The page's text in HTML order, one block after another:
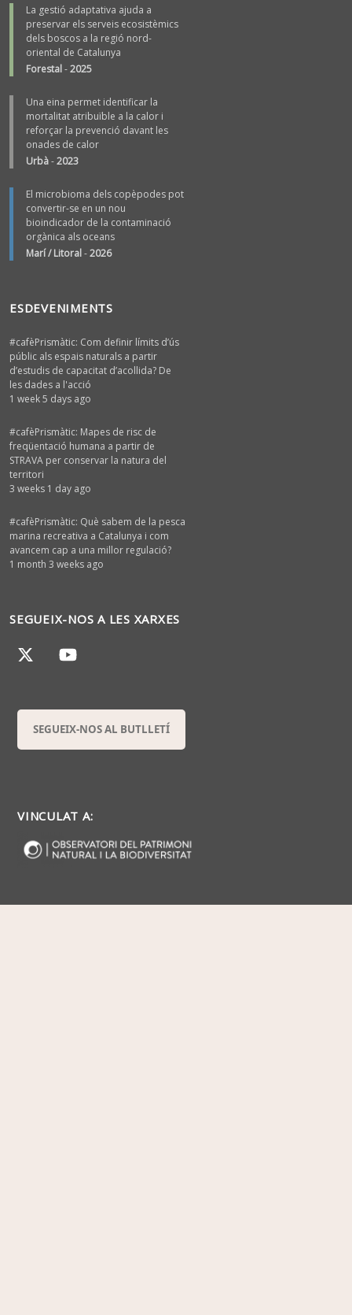
La gestió adaptativa ajuda a
preservar els serveis ecosistèmics
dels boscos a la regió nord-
oriental de Catalunya
Forestal-2025
Una eina permet identificar la
mortalitat atribuïble a la calor i
reforçar la prevenció davant les
onades de calor
Urbà-2023
El microbioma dels copèpodes pot
convertir-se en un nou
bioindicador de la contaminació
orgànica als oceans
Marí / Litoral-2026
ESDEVENIMENTS
#cafèPrismàtic: Com definir límits d’ús
públic als espais naturals a partir
d’estudis de capacitat d’acollida? De
les dades a l'acció
1 week 5 days ago
#cafèPrismàtic: Mapes de risc de
freqüentació humana a partir de
STRAVA per conservar la natura del
territori
3 weeks 1 day ago
#cafèPrismàtic: Què sabem de la pesca
marina recreativa a Catalunya i com
avancem cap a una millor regulació?
1 month 3 weeks ago
SEGUEIX-NOS A LES XARXES
SEGUEIX-NOS AL BUTLLETÍ
VINCULAT A: